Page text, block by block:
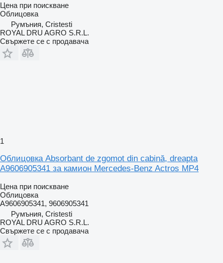
Цена при поискване
Облицовка
Румъния, Cristesti
ROYAL DRU AGRO S.R.L.
Свържете се с продавача
1
Облицовка Absorbant de zgomot din cabină, dreapta
A9606905341 за камион Mercedes-Benz Actros MP4
Цена при поискване
Облицовка
A9606905341, 9606905341
Румъния, Cristesti
ROYAL DRU AGRO S.R.L.
Свържете се с продавача